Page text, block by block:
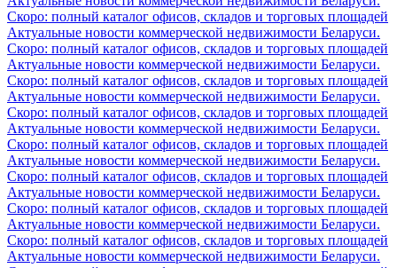
Скоро: полный каталог офисов, складов и торговых площадей
Актуальные новости коммерческой недвижимости Беларуси.
Скоро: полный каталог офисов, складов и торговых площадей
Актуальные новости коммерческой недвижимости Беларуси.
Скоро: полный каталог офисов, складов и торговых площадей
Актуальные новости коммерческой недвижимости Беларуси.
Скоро: полный каталог офисов, складов и торговых площадей
Актуальные новости коммерческой недвижимости Беларуси.
Скоро: полный каталог офисов, складов и торговых площадей
Актуальные новости коммерческой недвижимости Беларуси.
Скоро: полный каталог офисов, складов и торговых площадей
Актуальные новости коммерческой недвижимости Беларуси.
Скоро: полный каталог офисов, складов и торговых площадей
Актуальные новости коммерческой недвижимости Беларуси.
Скоро: полный каталог офисов, складов и торговых площадей
Актуальные новости коммерческой недвижимости Беларуси.